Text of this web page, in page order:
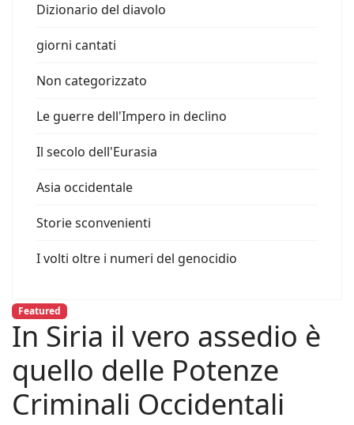
Dizionario del diavolo
giorni cantati
Non categorizzato
Le guerre dell'Impero in declino
Il secolo dell'Eurasia
Asia occidentale
Storie sconvenienti
I volti oltre i numeri del genocidio
Featured
In Siria il vero assedio è
quello delle Potenze
Criminali Occidentali